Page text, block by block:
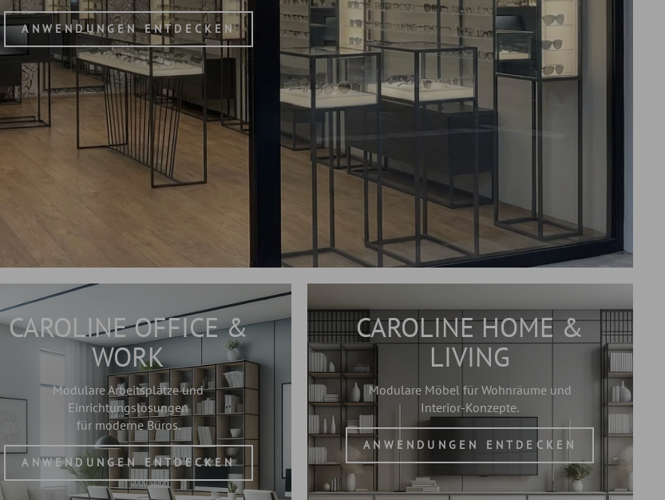
ANWENDUNGEN ENTDECKEN
CAROLINE OFFICE &
WORK
Modulare Arbeitsplätze und
Einrichtungslösungen
für moderne Büros.
ANWENDUNGEN ENTDECKEN
CAROLINE HOME &
LIVING
Modulare Möbel für Wohnräume und
Interior-Konzepte.
ANWENDUNGEN ENTDECKEN